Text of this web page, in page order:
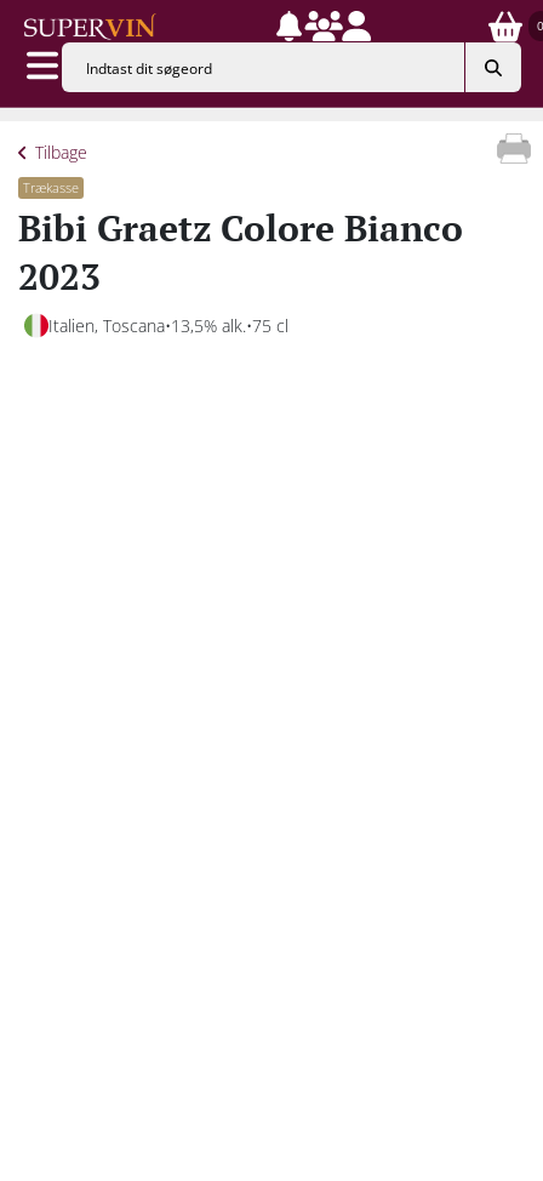
0
Tilbage
Trækasse
Bibi Graetz Colore Bianco
2023
Italien, Toscana 13,5% alk. 75 cl